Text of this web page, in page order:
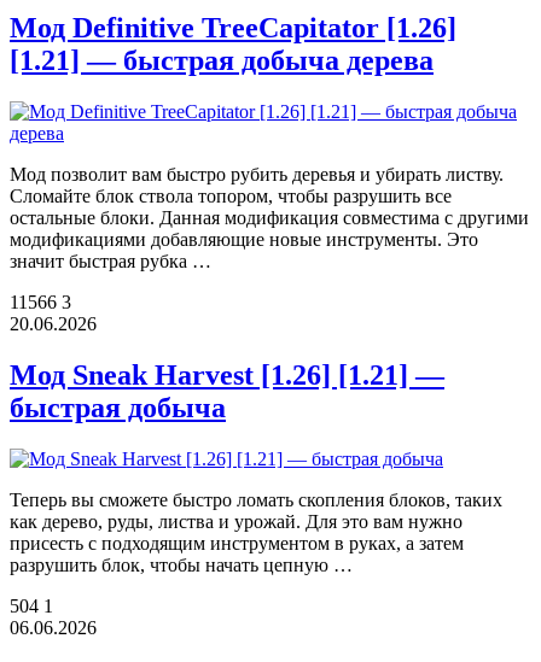
Мод Definitive TreeCapitator [1.26]
[1.21] — быстрая добыча дерева
Мод позволит вам быстро рубить деревья и убирать листву.
Сломайте блок ствола топором, чтобы разрушить все
остальные блоки. Данная модификация совместима с другими
модификациями добавляющие новые инструменты. Это
значит быстрая рубка …
11566 3
20.06.2026
Мод Sneak Harvest [1.26] [1.21] —
быстрая добыча
Теперь вы сможете быстро ломать скопления блоков, таких
как дерево, руды, листва и урожай. Для это вам нужно
присесть с подходящим инструментом в руках, а затем
разрушить блок, чтобы начать цепную …
504 1
06.06.2026